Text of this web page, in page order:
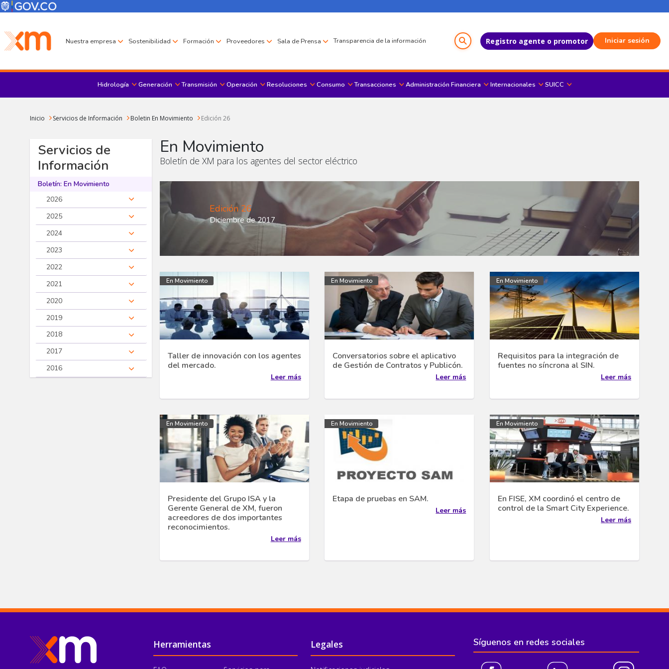
Pasar al contenido principal
Menú Corporativo
Menú de encabezado
Nuestra empresa Sostenibilidad Formación Proveedores Sala de Prensa Transparencia de la información Registro agente o promotor Iniciar sesión
Menu principal
Hidrología Generación Transmisión Operación Resoluciones Consumo Transacciones Administración Financiera Internacionales SUICC
Sobrescribir enlaces de ayuda a la navegación
Inicio Servicios de Información Boletin En Movimiento Edición 26
Servicios de
Información
Boletín: En Movimiento
2026
2025
2024
2023
2022
2021
2020
2019
2018
2017
2016
En Movimiento
Boletín de XM para los agentes del sector eléctrico
Edición 26
Diciembre de 2017
En Movimiento
Taller de innovación con los agentes
del mercado.
Leer más
En Movimiento
Conversatorios sobre el aplicativo
de Gestión de Contratos y Publicón.
Leer más
En Movimiento
Requisitos para la integración de
fuentes no síncrona al SIN.
Leer más
En Movimiento
Presidente del Grupo ISA y la
Gerente General de XM, fueron
acreedores de dos importantes
reconocimientos.
Leer más
En Movimiento
Etapa de pruebas en SAM.
Leer más
En Movimiento
En FISE, XM coordinó el centro de
control de la Smart City Experience.
Leer más
Pie de página
Herramientas Legales Síguenos en redes sociales